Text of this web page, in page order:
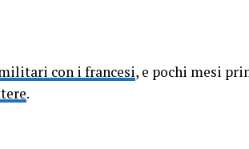
con i francesi, e pochi mesi
.